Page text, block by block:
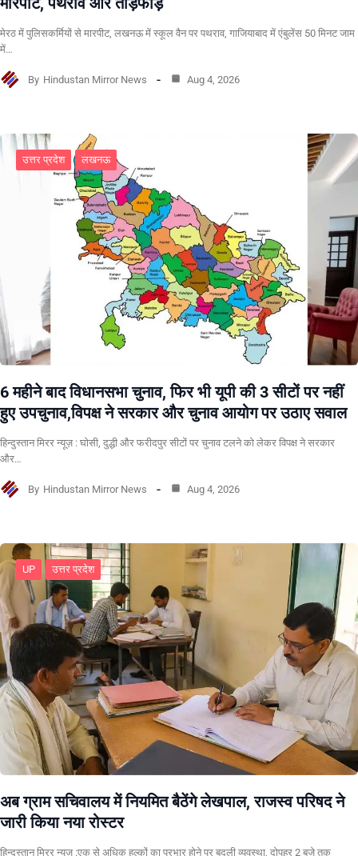
मेरठ में पुलिसकर्मियों से मारपीट, लखनऊ में स्कूल वैन पर पथराव, गाजियाबाद में एंबुलेंस 50 मिनट जाम
में…
By Hindustan Mirror News Aug 4, 2026
उत्तर प्रदेश लखनऊ
6 महीने बाद विधानसभा चुनाव, फिर भी यूपी की 3 सीटों पर नहीं
हुए उपचुनाव,विपक्ष ने सरकार और चुनाव आयोग पर उठाए सवाल
हिन्दुस्तान मिरर न्यूज़ : घोसी, दुद्धी और फरीदपुर सीटों पर चुनाव टलने को लेकर विपक्ष ने सरकार
और…
By Hindustan Mirror News Aug 4, 2026
UP उत्तर प्रदेश
अब ग्राम सचिवालय में नियमित बैठेंगे लेखपाल, राजस्व परिषद ने
जारी किया नया रोस्टर
हिन्दुस्तान मिरर न्यूज़ :एक से अधिक हल्कों का प्रभार होने पर बदली व्यवस्था, दोपहर 2 बजे तक